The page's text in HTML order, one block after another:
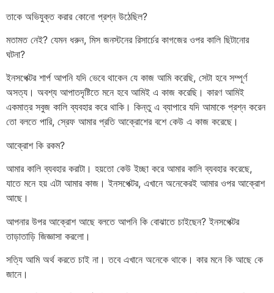
তাকে অভিযুক্ত করার কোনো প্রশ্ন উঠেছিল?
মতামত নেই? যেমন ধরুন, মিস জনস্টনের রিসার্চের কাগজের ওপর কালি ছিটানোর
ঘটনা?
ইনসপেক্টর শার্প আপনি যদি ভেবে থাকেন যে কাজ আমি করেছি, সেটা হবে সম্পূর্ণ
অসত্য। অবশ্য আপাতদৃষ্টিতে মনে হবে আমিই এ কাজ করেছি। কারণ আমিই
একমাত্র সবুজ কালি ব্যবহার করে থাকি। কিন্তু এ ব্যাপারে যদি আমাকে প্রশ্ন করেন
তো বলতে পারি, স্রেফ আমার প্রতি আক্রোশের বশে কেউ এ কাজ করেছে।
আক্রোশ কি রকম?
আমার কালি ব্যবহার করাটা। হয়তো কেউ ইচ্ছা করে আমার কালি ব্যবহার করেছে,
যাতে মনে হয় এটা আমার কাজ। ইনসপেক্টর, এখানে অনেকেরই আমার ওপর আক্রোশ
আছে।
আপনার উপর আক্রোশ আছে বলতে আপনি কি বোঝাতে চাইছেন? ইনসপেক্টর
তাড়াতাড়ি জিজ্ঞাসা করলো।
সত্যি আমি অর্থ করতে চাই না। তবে এখানে অনেকে থাকে। কার মনে কি আছে কে
জানে।